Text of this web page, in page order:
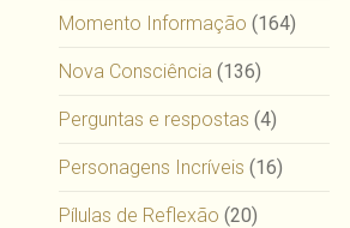
Momento Informação (164)
Nova Consciência (136)
Perguntas e respostas (4)
Personagens Incríveis (16)
Pílulas de Reflexão (20)